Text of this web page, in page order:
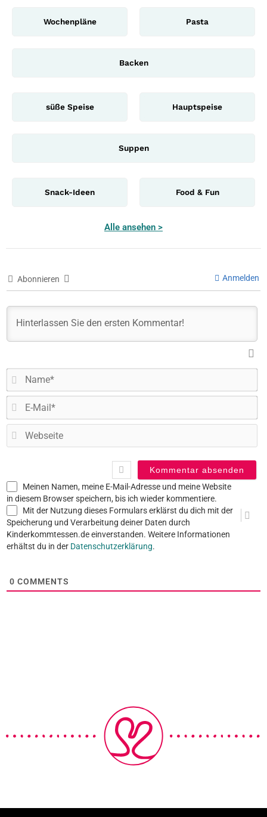
Wochenpläne Pasta
Backen
süße Speise Hauptspeise
Suppen
Snack-Ideen Food & Fun
Alle ansehen >
Abonnieren Anmelden
Meinen Namen, meine E-Mail-Adresse und meine Website
in diesem Browser speichern, bis ich wieder kommentiere.
Mit der Nutzung dieses Formulars erklärst du dich mit der
Speicherung und Verarbeitung deiner Daten durch
Kinderkommtessen.de einverstanden. Weitere Informationen
erhältst du in der Datenschutzerklärung.
0 COMMENTS